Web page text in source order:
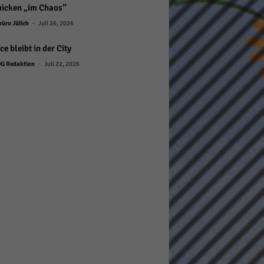
„im Chaos“
Jülich - Juli 26, 2026
bleibt in der City
Redaktion - Juli 22, 2026